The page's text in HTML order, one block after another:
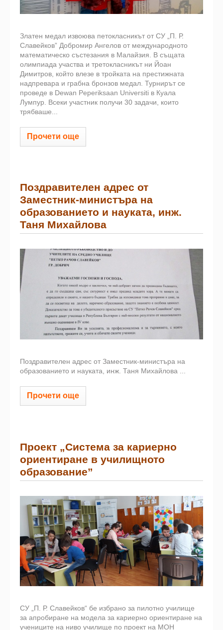
Златен медал извоюва петокласникът от СУ „П. Р.
Славейков” Добромир Ангелов от международното
математическо състезания в Малайзия. В същата
олимпиада участва и третокласникът ни Йоан
Димитров, който влезе в тройката на престижната
надпревара и грабна бронзов медал. Турнирът се
проведе в Dewan Peperiksaan Universiti в Куала
Лумпур. Всеки участник получи 30 задачи, които
трябваше...
Прочети още
Поздравителен адрес от
Заместник-министъра на
образованието и науката, инж.
Таня Михайлова
Поздравителен адрес от Заместник-министъра на
образованието и науката, инж. Таня Михайлова ...
Прочети още
Проект „Система за кариерно
ориентиране в училищното
образование”
СУ „П. Р. Славейков“ бе избрано за пилотно училище
за апробиране на модела за кариерно ориентиране на
учениците на ниво училище по проект на МОН